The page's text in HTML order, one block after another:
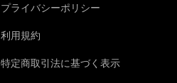
プライバシーポリシー
利用規約
特定商取引法に基づく表示